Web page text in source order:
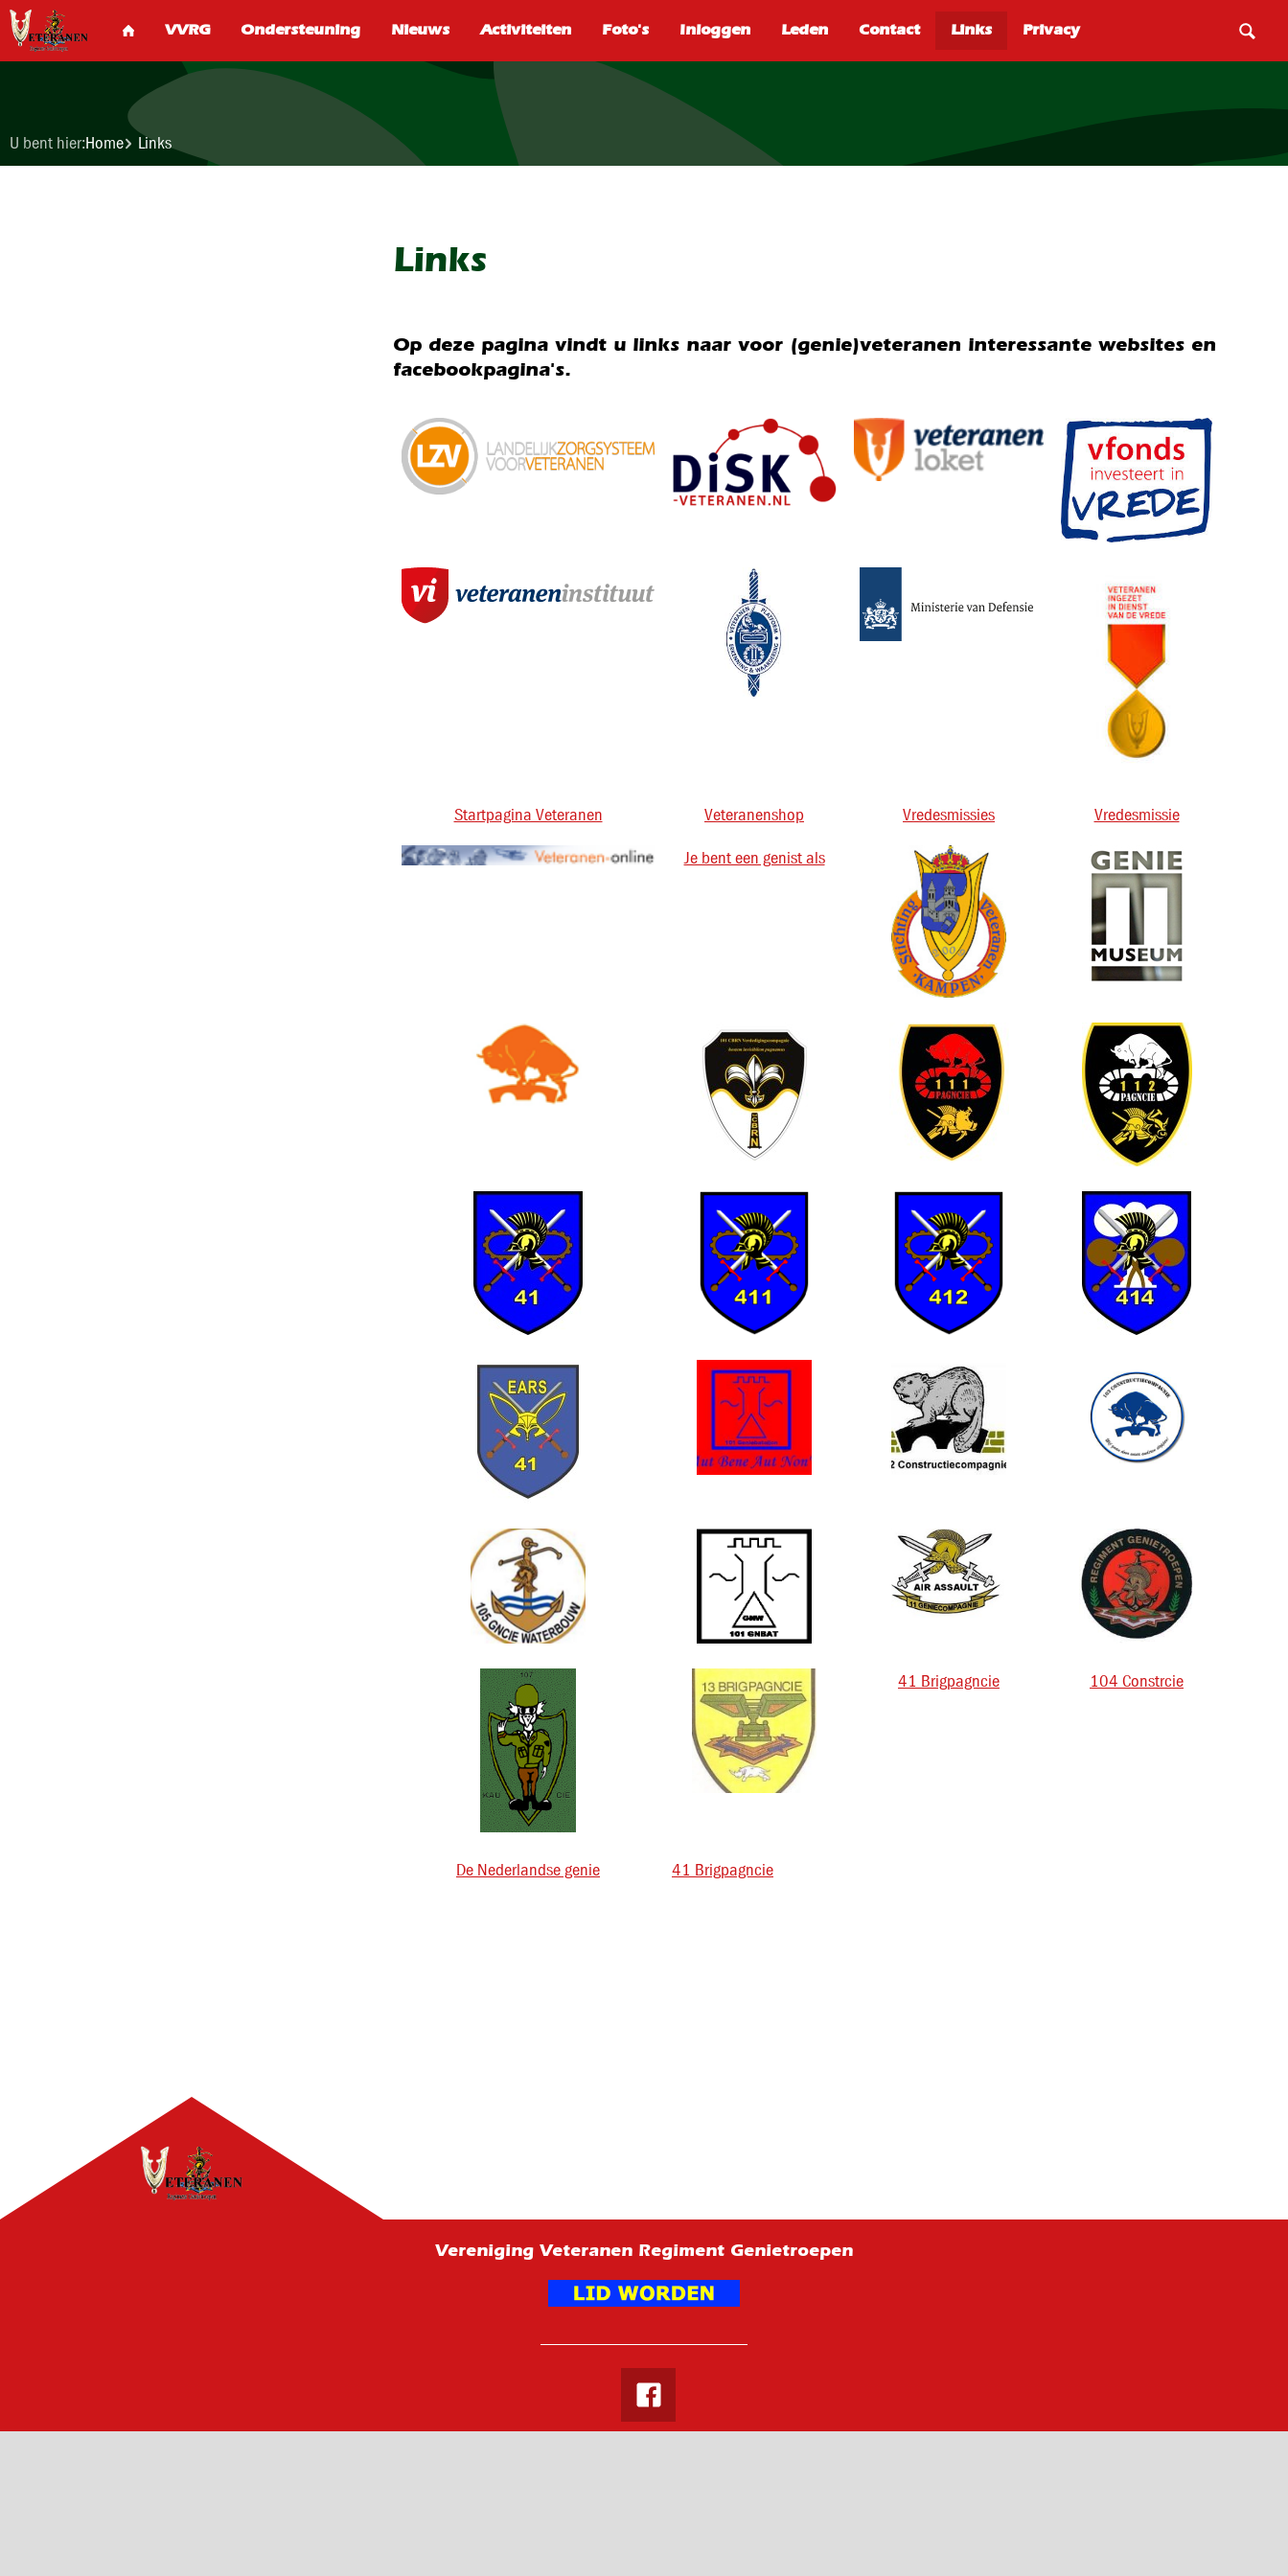
SEARCH
U bent hier:Home Links
Links
Op deze pagina vindt u links naar voor (genie)veteranen interessante websites en
facebookpagina's.
Startpagina Veteranen Veteranenshop Vredesmissies Vredesmissie
Je bent een genist als
41 Brigpagncie 104 Constrcie
De Nederlandse genie 41 Brigpagncie
Vereniging Veteranen Regiment Genietroepen